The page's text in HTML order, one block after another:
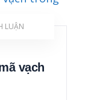
LUẬN
vạch